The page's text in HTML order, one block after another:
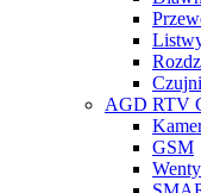
AGD RTV
GSM